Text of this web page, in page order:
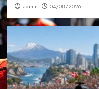
admin 04/08/2026